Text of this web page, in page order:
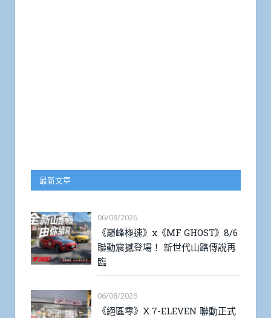
最新文章
06/08/2026
《巔峰極速》x《MF GHOST》8/6
聯動震撼登場！ 新世代山路傳說再
臨
06/08/2026
《絕區零》X 7-ELEVEN 聯動正式